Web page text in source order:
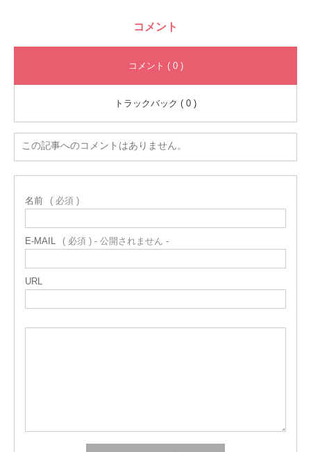
コメント
コメント ( 0 )
トラックバック ( 0 )
この記事へのコメントはありません。
名前 ( 必須 )
E-MAIL ( 必須 ) - 公開されません -
URL